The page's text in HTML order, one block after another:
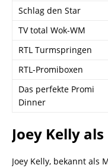
Schlag den Star
TV total Wok-WM
RTL Turmspringen
RTL-Promiboxen
Das perfekte Promi
Dinner
Joey Kelly
Joey Kelly, bekannt als